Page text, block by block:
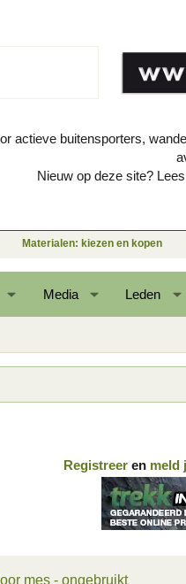
actieve buitensporters,
Nieuw op deze site?
Materialen: kiezen en kopen
Media Leden
Registreer en meld
mes - ongebruikt